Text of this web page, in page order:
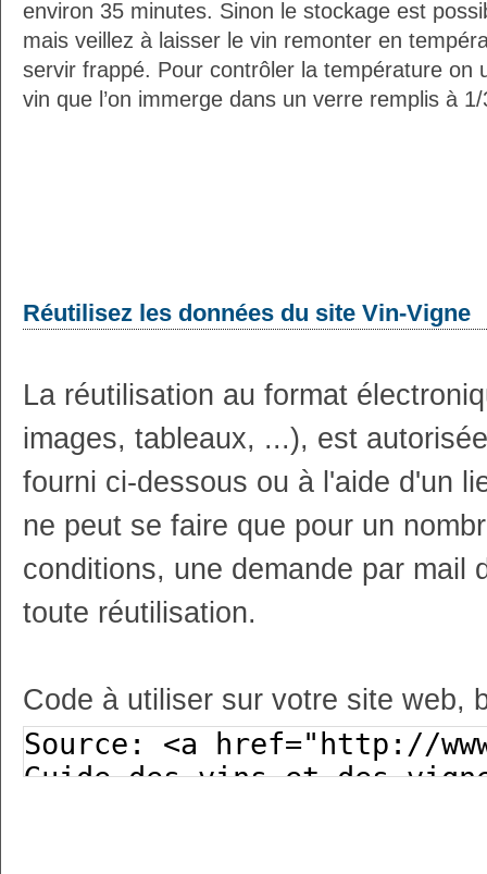
environ 35 minutes. Sinon le stockage est
mais veillez à laisser le vin remonter en
servir frappé. Pour contrôler la température on
vin que l’on immerge dans un verre remplis à
Réutilisez les données du site Vin-Vigne
La réutilisation au format
images, tableaux, ...), est
fourni ci-dessous ou à l'aide d'un
ne peut se faire que pour un
conditions, une demande par mail
toute réutilisation.
Code à utiliser sur votre site web,